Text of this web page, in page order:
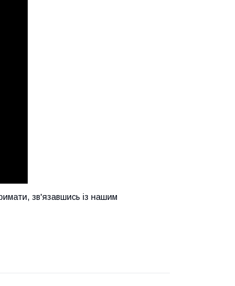
зв'язавшись із нашим